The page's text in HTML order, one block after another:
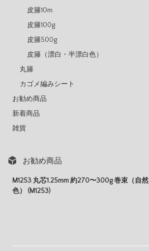
皮籐10m
皮籐100g
皮籐500g
皮籐（漂白・半漂白色）
丸籐
カゴメ編みシート
お勧め商品
新着商品
雑貨
お勧め商品
M1253 丸芯1.25mm 約270〜300g 巻束（自然
色） (M1253)